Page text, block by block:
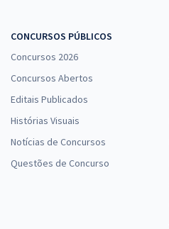
CONCURSOS PÚBLICOS
Concursos 2026
Concursos Abertos
Editais Publicados
Histórias Visuais
Notícias de Concursos
Questões de Concurso